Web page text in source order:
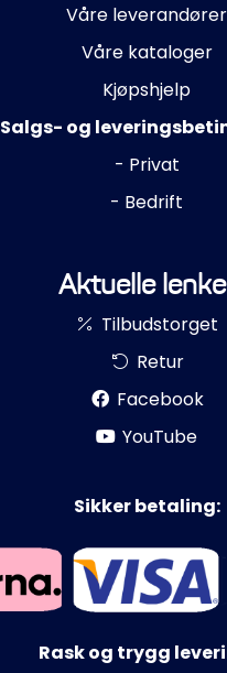
Våre leverandører
Våre kataloger
Kjøpshjelp
Salgs- og
- Privat
- Bedrift
Aktuelle
Tilbudstorget
Retur
Facebook
YouTube
Sikker betaling:
Rask og trygg